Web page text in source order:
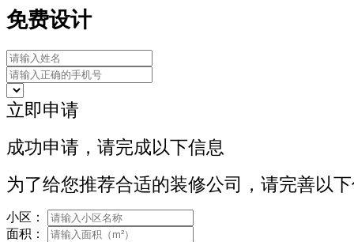
免费设计
立即申请
成功申请，请完成以下信息
为了给您推荐合适的装修公司，请完善以
小区：
面积：